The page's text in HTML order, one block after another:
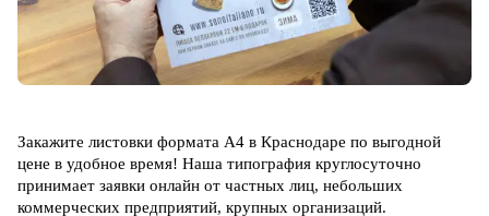
Закажите листовки формата А4 в Краснодаре по выгодной
цене в удобное время! Наша типография круглосуточно
принимает заявки онлайн от частных лиц, небольших
коммерческих предприятий, крупных организаций.